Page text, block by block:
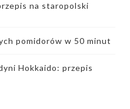
na staropolski
pomidorów w 50 minut
Hokkaido: przepis